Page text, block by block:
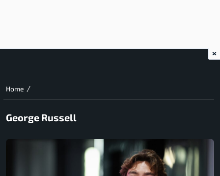
Home /
George Russell
×